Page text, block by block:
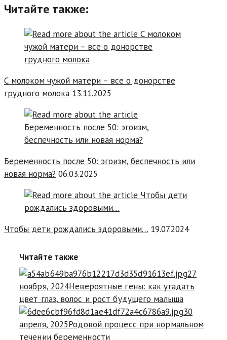
Читайте также:
С молоком чужой матери – все о донорстве
грудного молока 13.11.2025
Беременность после 50: эгоизм, беспечность или
новая норма? 06.03.2025
Чтобы дети рождались здоровыми… 19.07.2024
Читайте также
27
ноября, 2024Невероятные гены: как угадать
цвет глаз, волос и рост будущего малыша
30
апреля, 2025Родовой процесс при нормальном
течении беременности